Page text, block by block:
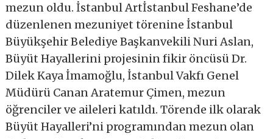
mezun oldu. İstanbul Artİstanbul Feshane’de
düzenlenen mezuniyet törenine İstanbul
Büyükşehir Belediye Başkanvekili Nuri Aslan,
Büyüt Hayallerini projesinin fikir öncüsü Dr.
Dilek Kaya İmamoğlu, İstanbul Vakfı Genel
Müdürü Canan Aratemur Çimen, mezun
öğrenciler ve aileleri katıldı. Törende ilk olarak
Büyüt Hayalleri’ni programından mezun olan